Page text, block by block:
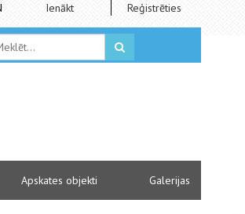
Ienākt Reģistrēties
Apskates objekti Galerijas